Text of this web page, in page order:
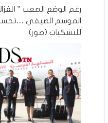
رغم الوضع الصعب ”
الموسم الصيفي
للتشكيات (صور)